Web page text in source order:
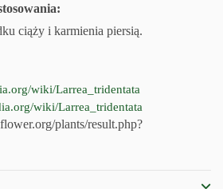
ciąży i karmienia piersią.
wiki/Larrea_tridentata
wiki/Larrea_tridentata
plants/result.php?